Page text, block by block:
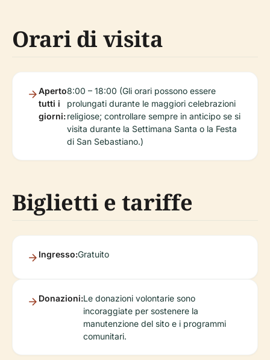
Orari di visita
Aperto
tutti i
giorni:
8:00 – 18:00 (Gli orari possono essere
prolungati durante le maggiori celebrazioni
religiose; controllare sempre in anticipo se si
visita durante la Settimana Santa o la Festa
di San Sebastiano.)
Biglietti e tariffe
Ingresso:Gratuito
Donazioni:Le donazioni volontarie sono
incoraggiate per sostenere la
manutenzione del sito e i programmi
comunitari.